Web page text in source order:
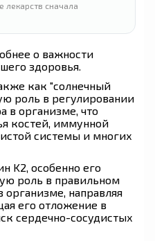
лекарств сначала
о важности
здоровья.
как "солнечный
роль в регулировании
в организме, что
костей, иммунной
системы и многих
K2, особенно его
роль в правильном
направляя
его отложение в
сердечно-сосудистых